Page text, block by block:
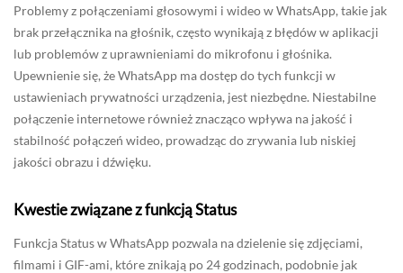
Problemy z połączeniami głosowymi i wideo w WhatsApp, takie jak
brak przełącznika na głośnik, często wynikają z błędów w aplikacji
lub problemów z uprawnieniami do mikrofonu i głośnika.
Upewnienie się, że WhatsApp ma dostęp do tych funkcji w
ustawieniach prywatności urządzenia, jest niezbędne. Niestabilne
połączenie internetowe również znacząco wpływa na jakość i
stabilność połączeń wideo, prowadząc do zrywania lub niskiej
jakości obrazu i dźwięku.
Kwestie związane z funkcją Status
Funkcja Status w WhatsApp pozwala na dzielenie się zdjęciami,
filmami i GIF-ami, które znikają po 24 godzinach, podobnie jak